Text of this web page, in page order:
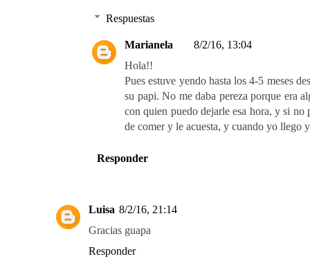
Respuestas
Marianela
8/2/16, 13:04
Hola!!
Pues estuve yendo hasta los 4-5 meses
su papi. No me daba pereza porque era
con quien puedo dejarle esa hora, y si no
de comer y le acuesta, y cuando yo llego
Responder
Luisa 8/2/16, 21:14
Gracias guapa
Responder